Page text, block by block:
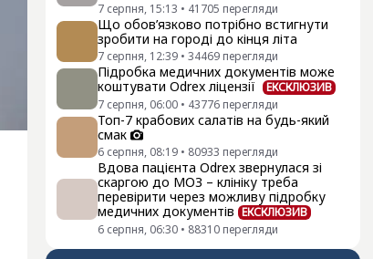
7 серпня, 15:13 • 41705 перегляди
Що обов’язково потрібно встигнути
зробити на городі до кінця літа
7 серпня, 12:39 • 34469 перегляди
Підробка медичних документів може
коштувати Odrex ліцензії
ЕКСКЛЮЗИВ
7 серпня, 06:00 • 43776 перегляди
Топ-7 крабових салатів на будь-який
смак
6 серпня, 08:19 • 80933 перегляди
Вдова пацієнта Odrex звернулася зі
скаргою до МОЗ – клініку треба
перевірити через можливу підробку
медичних документів ЕКСКЛЮЗИВ
6 серпня, 06:30 • 88310 перегляди